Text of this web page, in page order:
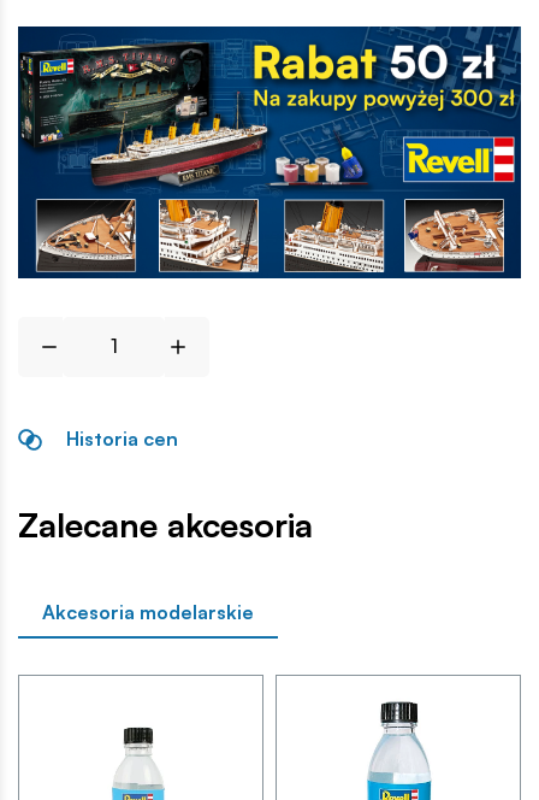
Historia cen
Zalecane akcesoria
Akcesoria modelarskie